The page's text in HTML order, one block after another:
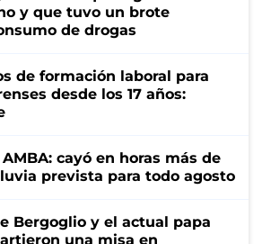
y que tuvo un brote
de drogas
de formación laboral para
desde los 17 años:
cayó en horas más de
prevista para todo agosto
Bergoglio y el actual papa
una misa en